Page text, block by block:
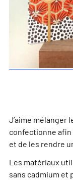
J’aime mélanger
confectionne afin
et de les rendre
Les matériaux
sans cadmium et